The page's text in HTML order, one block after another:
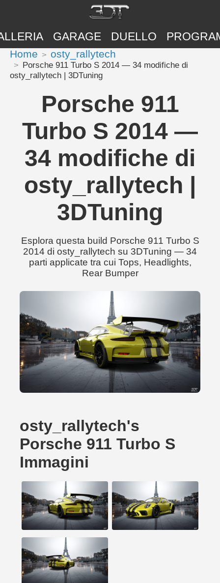
GARAGE DUELLO
Home osty_rallytech
Porsche 911 Turbo S 2014 — 34 modifiche di
osty_rallytech | 3DTuning
Porsche 911
Turbo S 2014 —
34 modifiche di
osty_rallytech |
3DTuning
Esplora questa build Porsche 911 Turbo S
2014 di osty_rallytech su 3DTuning — 34
parti applicate tra cui Tops, Headlights,
Rear Bumper
osty_rallytech's
Porsche 911 Turbo S
Immagini